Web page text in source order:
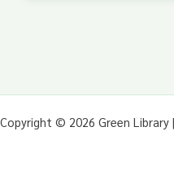
Copyright © 2026 Green Library